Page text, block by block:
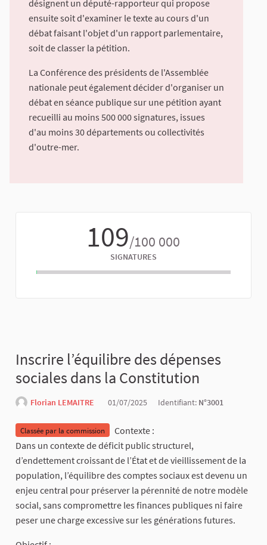
désignent un député-rapporteur qui propose
ensuite soit d'examiner le texte au cours d'un
débat faisant l'objet d'un rapport parlementaire,
soit de classer la pétition.
La Conférence des présidents de l'Assemblée
nationale peut également décider d'organiser un
débat en séance publique sur une pétition ayant
recueilli au moins 500 000 signatures, issues
d'au moins 30 départements ou collectivités
d'outre-mer.
109/100 000
SIGNATURES
Inscrire l’équilibre des dépenses
sociales dans la Constitution
Florian LEMAITRE 01/07/2025 Identifiant: N°3001
Classée par la commission
Contexte :
Dans un contexte de déficit public structurel,
d’endettement croissant de l’État et de vieillissement de la
population, l’équilibre des comptes sociaux est devenu un
enjeu central pour préserver la pérennité de notre modèle
social, sans compromettre les finances publiques ni faire
peser une charge excessive sur les générations futures.